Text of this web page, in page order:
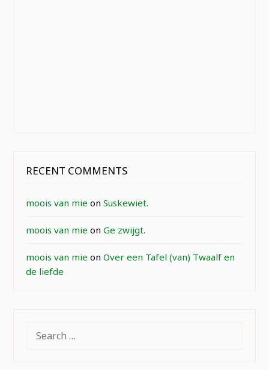
RECENT COMMENTS
moois van mie onSuskewiet.
moois van mie onGe zwijgt.
moois van mie onOver een Tafel (van) Twaalf en
de liefde
FOR: